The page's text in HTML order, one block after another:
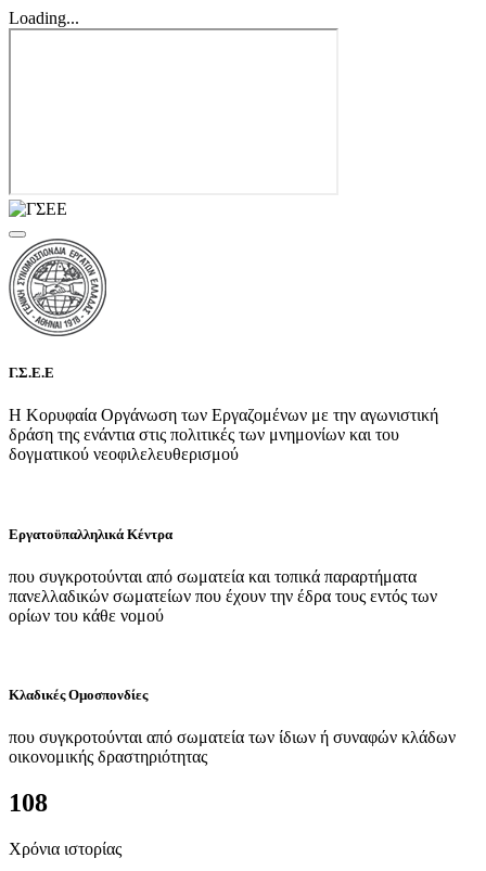
Loading...
Γ.Σ.Ε.Ε
Η Κορυφαία Οργάνωση των Εργαζομένων με την αγωνιστική
δράση της ενάντια στις πολιτικές των μνημονίων και του
δογματικού νεοφιλελευθερισμού
Εργατοϋπαλληλικά Κέντρα
που συγκροτούνται από σωματεία και τοπικά παραρτήματα
πανελλαδικών σωματείων που έχουν την έδρα τους εντός των
ορίων του κάθε νομού
Κλαδικές Ομοσπονδίες
που συγκροτούνται από σωματεία των ίδιων ή συναφών κλάδων
οικονομικής δραστηριότητας
108
Χρόνια ιστορίας